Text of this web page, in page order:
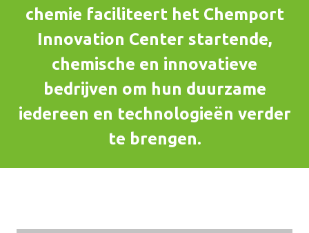
chemie faciliteert het Chemport
Innovation Center startende,
chemische en innovatieve
bedrijven om hun duurzame
iedereen en technologieën verder
te brengen.